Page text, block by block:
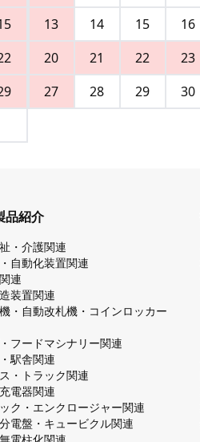
13
14 15 16
20
21 22 23
27
28 29 30
品紹介
・介護関連
自動化装置関連
連
装置関連
・自動改札機・コインロッカー
フードマシナリー関連
駅舎関連
・トラック関連
電器関連
ク・エンクロージャー関連
電盤・キュービクル関連